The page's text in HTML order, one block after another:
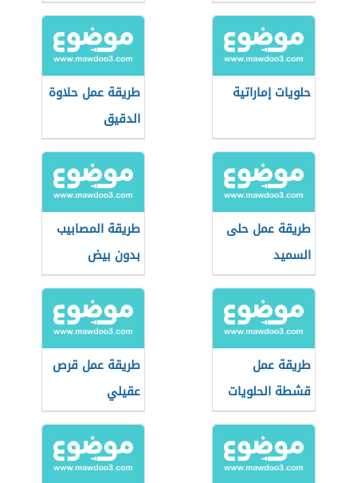
حلويات إماراتية
طريقة عمل حلاوة
الدقيق
طريقة عمل حلى
السميد
طريقة المصابيب
بدون بيض
طريقة عمل
قشطة الحلويات
طريقة عمل قرص
عقيلي